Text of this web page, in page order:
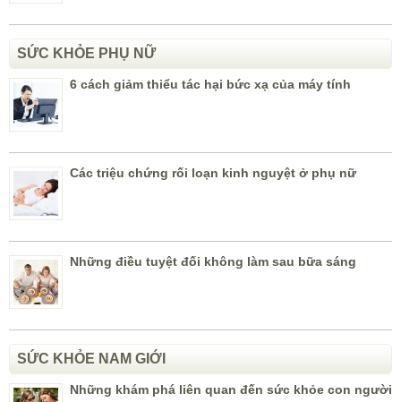
SỨC KHỎE PHỤ NỮ
6 cách giảm thiểu tác hại bức xạ của máy tính
Các triệu chứng rối loạn kinh nguyệt ở phụ nữ
Những điều tuyệt đối không làm sau bữa sáng
SỨC KHỎE NAM GIỚI
Những khám phá liên quan đến sức khỏe con người